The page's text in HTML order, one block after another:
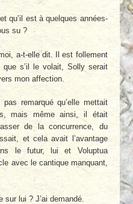
qu’il est à quelques années-
su ?
a-t-elle dit. Il est follement
s’il le volait, Solly serait
mon affection.
pas remarqué qu’elle mettait
mais même ainsi, il était
de la concurrence, du
et cela avait l’avantage
le futur, lui et Voluptua
avec le cantique manquant,
lui ? J’ai demandé.